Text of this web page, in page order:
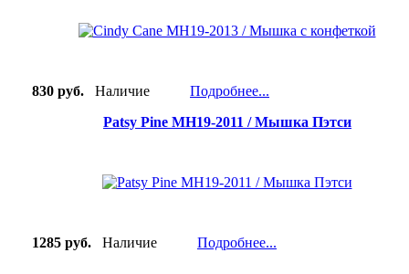
830 руб. Наличие
Подробнее...
Patsy Pine MH19-2011 / Мышка Пэтси
1285 руб. Наличие Подробнее...